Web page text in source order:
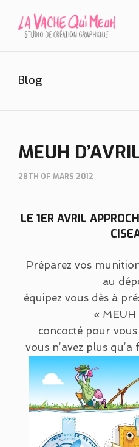
Blog
MEUH
28TH OF MARS 2012
LE 1ER AVRIL
Préparez vos
au
équipez vous dès à
« MEUH
concocté pour
vous n’avez plus qu’a